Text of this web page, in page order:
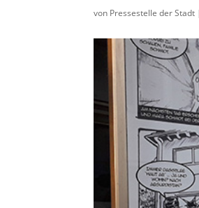
von Pressestelle der Stadt